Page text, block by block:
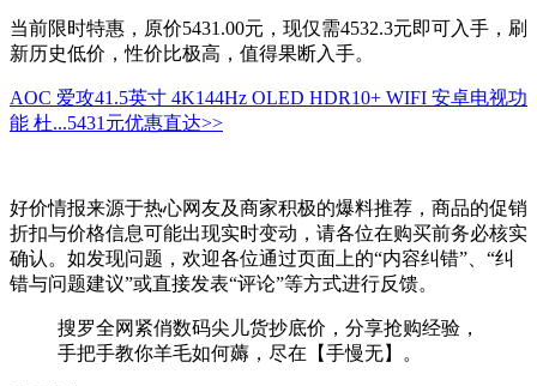
当前限时特惠，原价5431.00元，现仅需4532.3元即可入手，刷
新历史低价，性价比极高，值得果断入手。
AOC 爱攻41.5英寸 4K144Hz OLED HDR10+ WIFI 安卓电视功
能 杜...5431元优惠直达>>
好价情报来源于热心网友及商家积极的爆料推荐，商品的促销
折扣与价格信息可能出现实时变动，请各位在购买前务必核实
确认。如发现问题，欢迎各位通过页面上的“内容纠错”、“纠
错与问题建议”或直接发表“评论”等方式进行反馈。
搜罗全网紧俏数码尖儿货抄底价，分享抢购经验，
手把手教你羊毛如何薅，尽在【手慢无】。